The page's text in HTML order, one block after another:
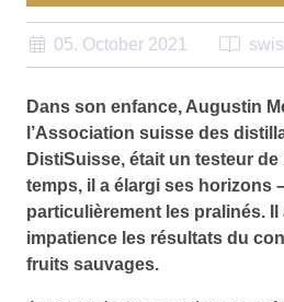
05. October 2021
Dans son enfance, Augustin
l’Association suisse des
DistiSuisse, était un testeur
temps, il a élargi ses horizons
particulièrement les pralinés.
impatience les résultats du
fruits sauvages.